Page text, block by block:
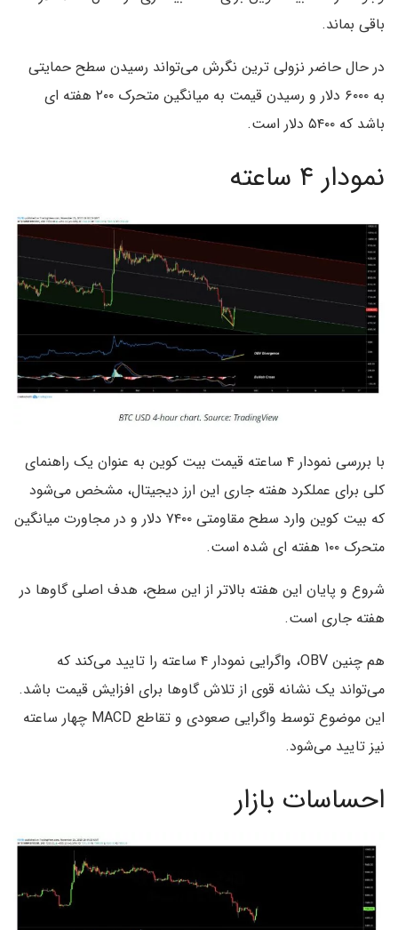
باقی بماند.
در حال حاضر نزولی ترین نگرش می‌تواند رسیدن سطح حمایتی
به ۶۰۰۰ دلار و رسیدن قیمت به میانگین متحرک ۲۰۰ هفته ای
باشد که ۵۴۰۰ دلار است.
نمودار ۴ ساعته
با بررسی نمودار ۴ ساعته قیمت بیت کوین به عنوان یک راهنمای
کلی برای عملکرد هفته جاری این ارز دیجیتال، مشخص می‌شود
که بیت کوین وارد سطح مقاومتی ۷۴۰۰ دلار و در مجاورت میانگین
متحرک ۱۰۰ هفته ای شده است.
شروع و پایان این هفته بالاتر از این سطح، هدف اصلی گاوها در
هفته جاری است.
هم چنین OBV، واگرایی نمودار ۴ ساعته را تایید می‌کند که
می‌تواند یک نشانه قوی از تلاش گاوها برای افزایش قیمت باشد.
این موضوع توسط واگرایی صعودی و تقاطع MACD چهار ساعته
نیز تایید می‌شود.
احساسات بازار